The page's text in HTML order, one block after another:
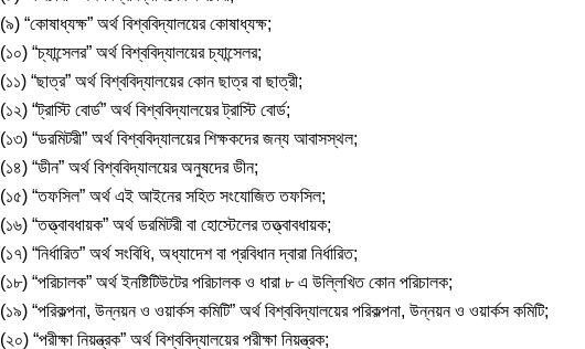
(৯) “কোষাধ্যক্ষ” অর্থ বিশ্ববিদ্যালয়ের কোষাধ্যক্ষ;
(১০) “চ্যান্সেলর” অর্থ বিশ্ববিদ্যালয়ের চ্যান্সেলর;
(১১) “ছাত্র” অর্থ বিশ্ববিদ্যালয়ের কোন ছাত্র বা ছাত্রী;
(১২) “ট্রাস্টি বোর্ড” অর্থ বিশ্ববিদ্যালয়ের ট্রাস্টি বোর্ড;
(১৩) “ডরমিটরী” অর্থ বিশ্ববিদ্যালয়ের শিক্ষকদের জন্য আবাসস্থল;
(১৪) “ডীন” অর্থ বিশ্ববিদ্যালয়ের অনুষদের ডীন;
(১৫) “তফসিল” অর্থ এই আইনের সহিত সংযোজিত তফসিল;
(১৬) “তত্ত্বাবধায়ক” অর্থ ডরমিটরী বা হোস্টেলের তত্ত্বাবধায়ক;
(১৭) “নির্ধারিত” অর্থ সংবিধি, অধ্যাদেশ বা প্রবিধান দ্বারা নির্ধারিত;
(১৮) “পরিচালক” অর্থ ইনষ্টিটিউটের পরিচালক ও ধারা ৮ এ উল্লিখিত কোন পরিচালক;
(১৯) “পরিকল্পনা, উন্নয়ন ও ওয়ার্কস কমিটি” অর্থ বিশ্ববিদ্যালয়ের পরিকল্পনা, উন্নয়ন ও ওয়ার্কস কমিটি;
(২০) “পরীক্ষা নিয়ন্ত্রক” অর্থ বিশ্ববিদ্যালয়ের পরীক্ষা নিয়ন্ত্রক;